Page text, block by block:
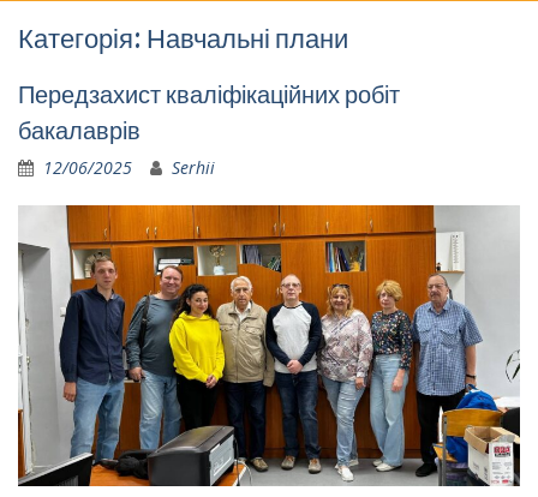
Категорія: Навчальні плани
Передзахист кваліфікаційних робіт
бакалаврів
12/06/2025 Serhii